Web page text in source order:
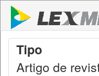
Tipo
Artigo de